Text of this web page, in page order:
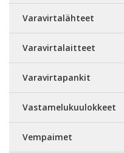
Varavirtalähteet
Varavirtalaitteet
Varavirtapankit
Vastamelukuulokkeet
Vempaimet